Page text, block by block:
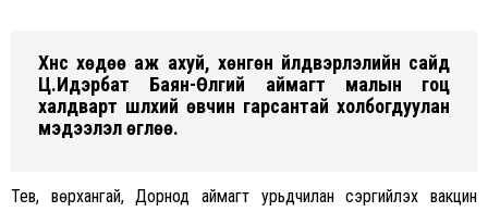
Хүнс хөдөө аж ахуй, хөнгөн үйлдвэрлэлийн сайд
Ц.Идэрбат Баян-Өлгий аймагт малын гоц
халдварт шүлхий өвчин гарсантай холбогдуулан
мэдээлэл өглөө.
Тев, Өвөрхангай, Дорнод аймагт урьдчилан сэргийлэх вакцин